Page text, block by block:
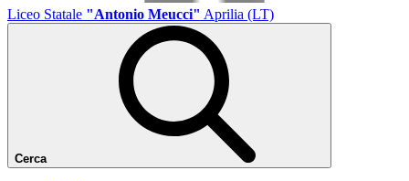
Liceo Statale "Antonio Meucci" Aprilia (LT)
Cerca